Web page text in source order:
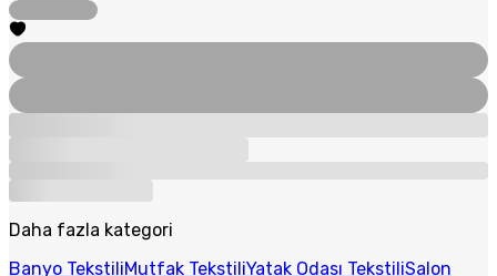
Daha fazla kategori
Banyo TekstiliMutfak TekstiliYatak Odası TekstiliSalon